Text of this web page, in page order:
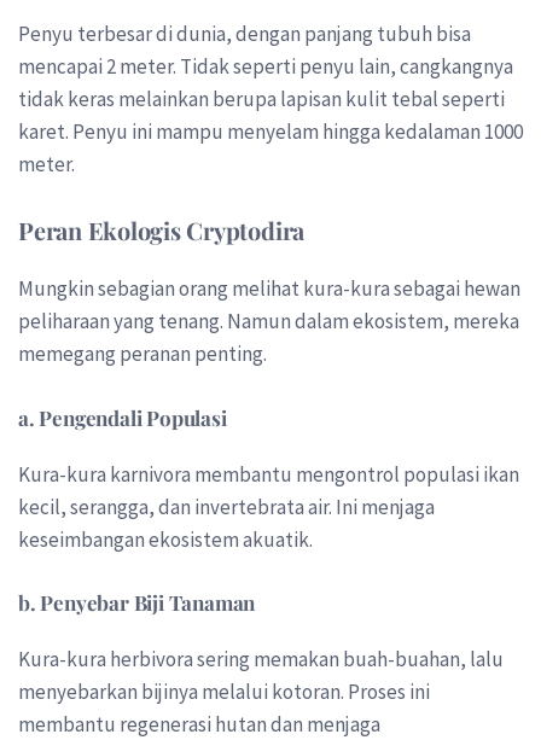
Penyu terbesar di dunia, dengan panjang tubuh bisa
mencapai 2 meter. Tidak seperti penyu lain, cangkangnya
tidak keras melainkan berupa lapisan kulit tebal seperti
karet. Penyu ini mampu menyelam hingga kedalaman 1000
meter.
Peran Ekologis Cryptodira
Mungkin sebagian orang melihat kura-kura sebagai hewan
peliharaan yang tenang. Namun dalam ekosistem, mereka
memegang peranan penting.
a. Pengendali Populasi
Kura-kura karnivora membantu mengontrol populasi ikan
kecil, serangga, dan invertebrata air. Ini menjaga
keseimbangan ekosistem akuatik.
b. Penyebar Biji Tanaman
Kura-kura herbivora sering memakan buah-buahan, lalu
menyebarkan bijinya melalui kotoran. Proses ini
membantu regenerasi hutan dan menjaga